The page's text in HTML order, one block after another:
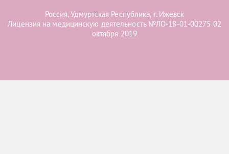
Россия, Удмуртская Республика, г. Ижевск
Лицензия на медицинскую деятельность №ЛО-18-01-00275 02
октября 2019